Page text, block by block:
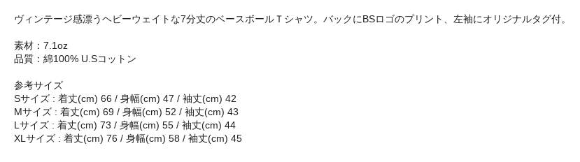
ヴィンテージ感漂うヘビーウェイトな7分丈のベースボールＴシャツ。バックにBSロゴのプリント、左袖にオリジナルタグ付。
素材：7.1oz
品質：綿100% U.Sコットン
参考サイズ
Sサイズ : 着丈(cm) 66 / 身幅(cm) 47 / 袖丈(cm) 42
Mサイズ : 着丈(cm) 69 / 身幅(cm) 52 / 袖丈(cm) 43
Lサイズ : 着丈(cm) 73 / 身幅(cm) 55 / 袖丈(cm) 44
XLサイズ : 着丈(cm) 76 / 身幅(cm) 58 / 袖丈(cm) 45